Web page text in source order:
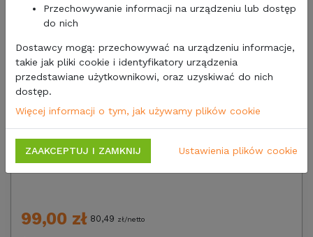
99,00 zł 80,49 zł/netto
Przechowywanie informacji na urządzeniu lub dostęp
do nich
Dostawcy mogą: przechowywać na urządzeniu informacje,
takie jak pliki cookie i identyfikatory urządzenia
przedstawiane użytkownikowi, oraz uzyskiwać do nich
dostęp.
Więcej informacji o tym, jak używamy plików cookie
ZAAKCEPTUJ I ZAMKNIJ Ustawienia plików cookie